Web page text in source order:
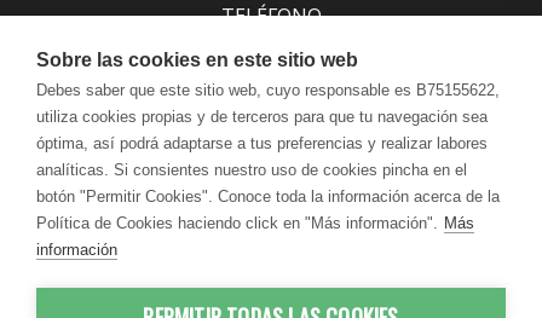
TELÉFONO
EMAIL
info@lindavita.com
HORARIO
Lun - Jue / 9:00 - 18:30
Vie / 9:00 - 17:30
Sobre las cookies en este sitio web
Debes saber que este sitio web, cuyo responsable es B75155622,
utiliza cookies propias y de terceros para que tu navegación sea
óptima, así podrá adaptarse a tus preferencias y realizar labores
analíticas. Si consientes nuestro uso de cookies pincha en el
botón "Permitir Cookies". Conoce toda la información acerca de la
Política de Cookies haciendo click en "Más información". Más
información